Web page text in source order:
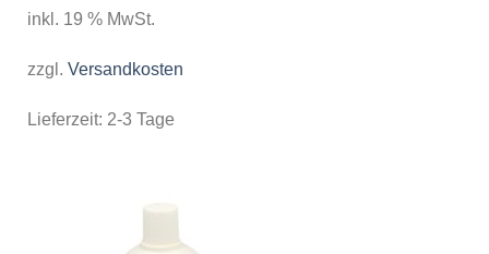
inkl. 19 % MwSt.
zzgl. Versandkosten
Lieferzeit: 2-3 Tage